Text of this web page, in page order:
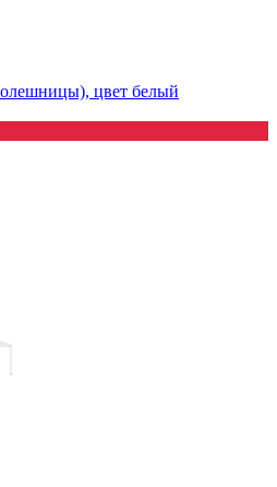
цвет белый